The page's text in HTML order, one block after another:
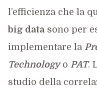
l’efficienza che la
big datasono per
implementare la
Technologyo PAT.
studio della